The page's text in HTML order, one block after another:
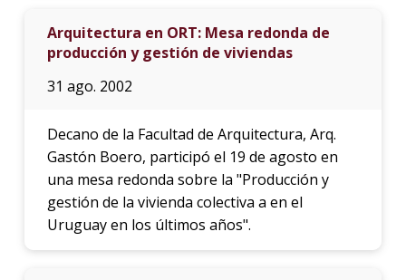
Arquitectura en ORT: Mesa redonda de
producción y gestión de viviendas
31 ago. 2002
Decano de la Facultad de Arquitectura, Arq.
Gastón Boero, participó el 19 de agosto en
una mesa redonda sobre la "Producción y
gestión de la vivienda colectiva a en el
Uruguay en los últimos años".